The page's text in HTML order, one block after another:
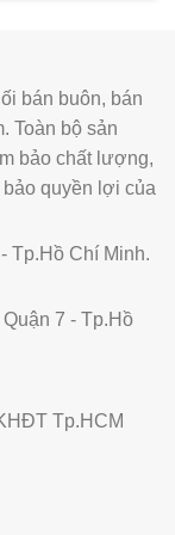
bán buôn, bán
Toàn bộ sản
bảo chất lượng,
quyền lợi của
Tp.Hồ Chí Minh.
7 - Tp.Hồ
Tp.HCM